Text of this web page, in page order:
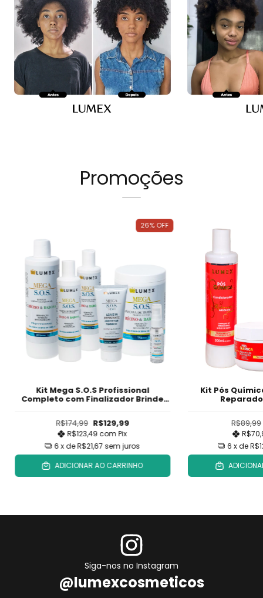
Promoções
26%OFF
Kit Mega S.O.S Profissional
Completo com Finalizador Brinde
R$174,99 R$129,99
R$123,49 com Pix
6 x deR$21,67 sem juros
ADICIONAR AO CARRINHO
Kit Pós
R$89,99
6 x de
Siga-nos no Instagram
@lumexcosmeticos